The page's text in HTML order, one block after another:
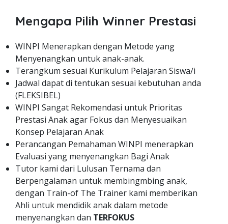
Mengapa Pilih Winner Prestasi
WINPI Menerapkan dengan Metode yang
Menyenangkan untuk anak-anak.
Terangkum sesuai Kurikulum Pelajaran Siswa/i
Jadwal dapat di tentukan sesuai kebutuhan anda
(FLEKSIBEL)
WINPI Sangat Rekomendasi untuk Prioritas
Prestasi Anak agar Fokus dan Menyesuaikan
Konsep Pelajaran Anak
Perancangan Pemahaman WINPI menerapkan
Evaluasi yang menyenangkan Bagi Anak
Tutor kami dari Lulusan Ternama dan
Berpengalaman untuk membingmbing anak,
dengan Train-of The Trainer kami memberikan
Ahli untuk mendidik anak dalam metode
menyenangkan dan TERFOKUS